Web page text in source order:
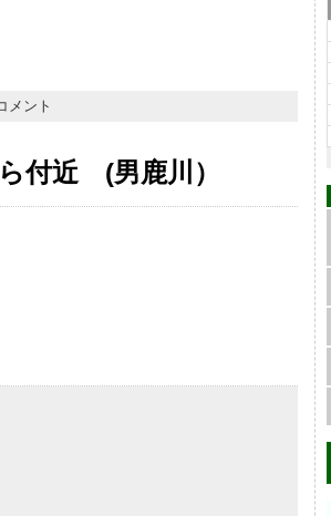
メント
付近 (男鹿川）